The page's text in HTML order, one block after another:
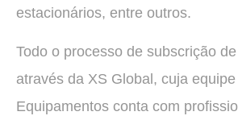
estacionários, entre outros.
Todo o processo de subscrição
através da XS Global, cuja
Equipamentos conta com